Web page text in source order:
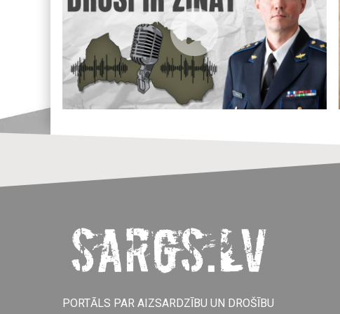
PORTĀLS PAR AIZSARDZĪBU UN DROŠĪBU